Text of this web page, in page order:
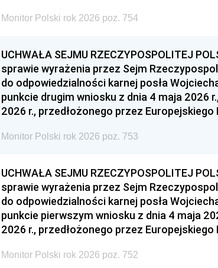
Monitor Polski rok 2026 poz. 754
UCHWAŁA SEJMU RZECZYPOSPOLITEJ
sprawie wyrażenia przez Sejm
do odpowiedzialności karnej posła
punkcie drugim wniosku z dnia 4 maja 2026
2026 r., przedłożonego przez
Monitor Polski rok 2026 poz. 753
UCHWAŁA SEJMU RZECZYPOSPOLITEJ
sprawie wyrażenia przez Sejm
do odpowiedzialności karnej posła
punkcie pierwszym wniosku z dnia 4 maja
2026 r., przedłożonego przez
Monitor Polski rok 2026 poz. 752